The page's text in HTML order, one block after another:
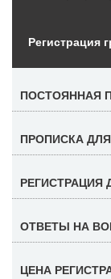
Регистрация
ПОСТОЯННАЯ
ПРОПИСКА
РЕГИСТРАЦИЯ
ОТВЕТЫ НА
ЦЕНА